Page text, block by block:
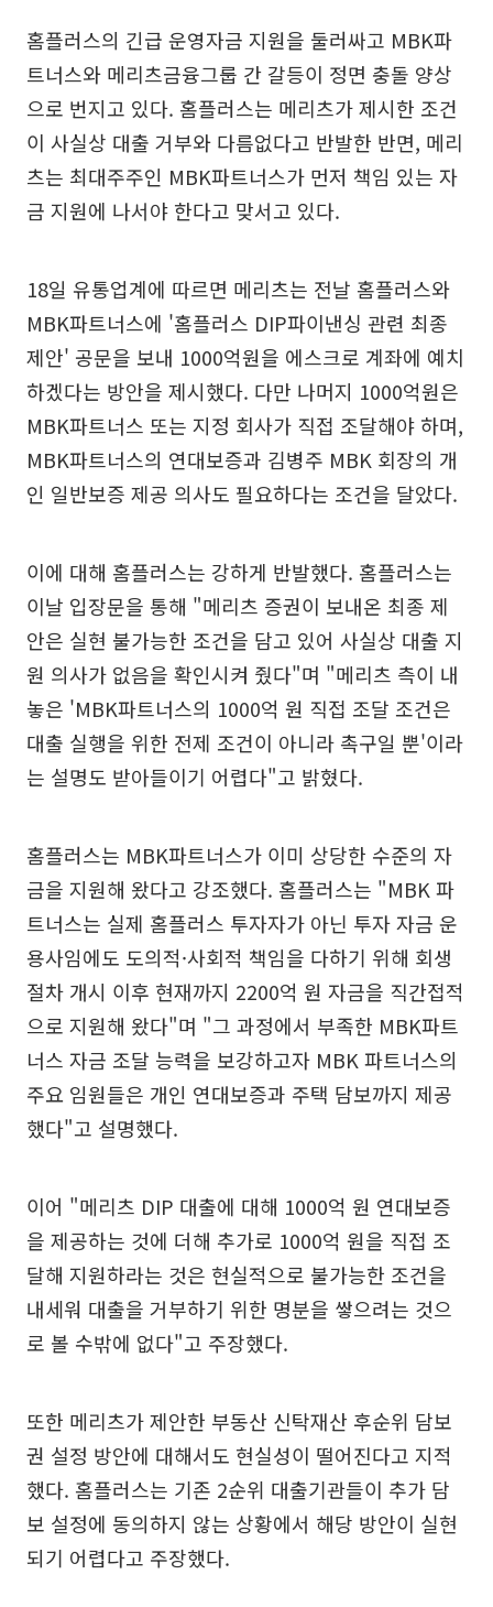
홈플러스의 긴급 운영자금 지원을 둘러싸고 MBK파
트너스와 메리츠금융그룹 간 갈등이 정면 충돌 양상
으로 번지고 있다. 홈플러스는 메리츠가 제시한 조건
이 사실상 대출 거부와 다름없다고 반발한 반면, 메리
츠는 최대주주인 MBK파트너스가 먼저 책임 있는 자
금 지원에 나서야 한다고 맞서고 있다.
18일 유통업계에 따르면 메리츠는 전날 홈플러스와
MBK파트너스에 '홈플러스 DIP파이낸싱 관련 최종
제안' 공문을 보내 1000억원을 에스크로 계좌에 예치
하겠다는 방안을 제시했다. 다만 나머지 1000억원은
MBK파트너스 또는 지정 회사가 직접 조달해야 하며,
MBK파트너스의 연대보증과 김병주 MBK 회장의 개
인 일반보증 제공 의사도 필요하다는 조건을 달았다.
이에 대해 홈플러스는 강하게 반발했다. 홈플러스는
이날 입장문을 통해 "메리츠 증권이 보내온 최종 제
안은 실현 불가능한 조건을 담고 있어 사실상 대출 지
원 의사가 없음을 확인시켜 줬다"며 "메리츠 측이 내
놓은 'MBK파트너스의 1000억 원 직접 조달 조건은
대출 실행을 위한 전제 조건이 아니라 촉구일 뿐'이라
는 설명도 받아들이기 어렵다"고 밝혔다.
홈플러스는 MBK파트너스가 이미 상당한 수준의 자
금을 지원해 왔다고 강조했다. 홈플러스는 "MBK 파
트너스는 실제 홈플러스 투자자가 아닌 투자 자금 운
용사임에도 도의적·사회적 책임을 다하기 위해 회생
절차 개시 이후 현재까지 2200억 원 자금을 직간접적
으로 지원해 왔다"며 "그 과정에서 부족한 MBK파트
너스 자금 조달 능력을 보강하고자 MBK 파트너스의
주요 임원들은 개인 연대보증과 주택 담보까지 제공
했다"고 설명했다.
이어 "메리츠 DIP 대출에 대해 1000억 원 연대보증
을 제공하는 것에 더해 추가로 1000억 원을 직접 조
달해 지원하라는 것은 현실적으로 불가능한 조건을
내세워 대출을 거부하기 위한 명분을 쌓으려는 것으
로 볼 수밖에 없다"고 주장했다.
또한 메리츠가 제안한 부동산 신탁재산 후순위 담보
권 설정 방안에 대해서도 현실성이 떨어진다고 지적
했다. 홈플러스는 기존 2순위 대출기관들이 추가 담
보 설정에 동의하지 않는 상황에서 해당 방안이 실현
되기 어렵다고 주장했다.